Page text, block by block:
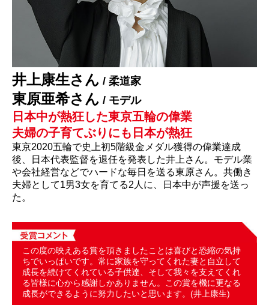
井上康生さん / 柔道家
東原亜希さん / モデル
日本中が熱狂した東京五輪の偉業
夫婦の子育てぶりにも日本が熱狂
東京2020五輪で史上初5階級金メダル獲得の偉業達成
後、日本代表監督を退任を発表した井上さん。モデル業
や会社経営などでハードな毎日を送る東原さん。共働き
夫婦として1男3女を育てる2人に、日本中が声援を送っ
た。
この度の映えある賞を頂きましたことは喜びと恐縮の気持
ちでいっぱいです。常に家族を守ってくれた妻と自立して
成長を続けてくれている子供達、そして我々を支えてくれ
る皆様に心から感謝しかありません。この賞を機に更なる
成長ができるように努力したいと思います。(井上康生)